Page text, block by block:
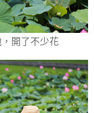
開了不少花